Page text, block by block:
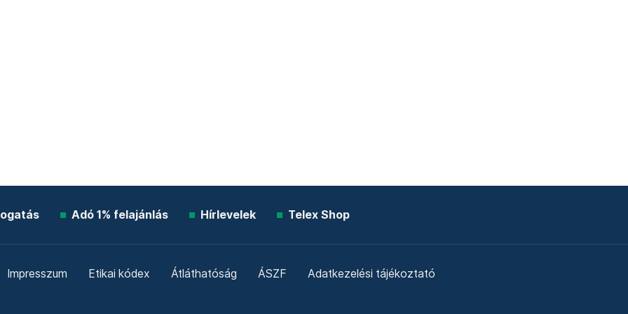
Adó 1% felajánlás Hírlevelek Telex Shop
Impresszum Etikai kódex Átláthatóság ÁSZF Adatkezelési tájékoztató